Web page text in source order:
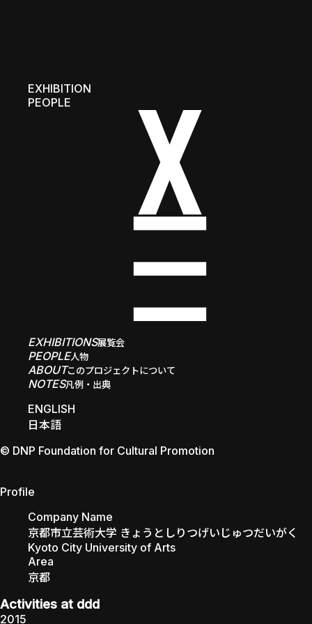
EXHIBITION
PEOPLE
EXHIBITIONS展覧会
PEOPLE人物
ABOUTこのプロジェクトについて
NOTES凡例・出典
ENGLISH
日本語
© DNP Foundation for Cultural Promotion
Profile
Company Name
京都市立芸術大学 きょうとしりつげいじゅつだいがく
Kyoto City University of Arts
Area
京都
Activities at ddd
2015